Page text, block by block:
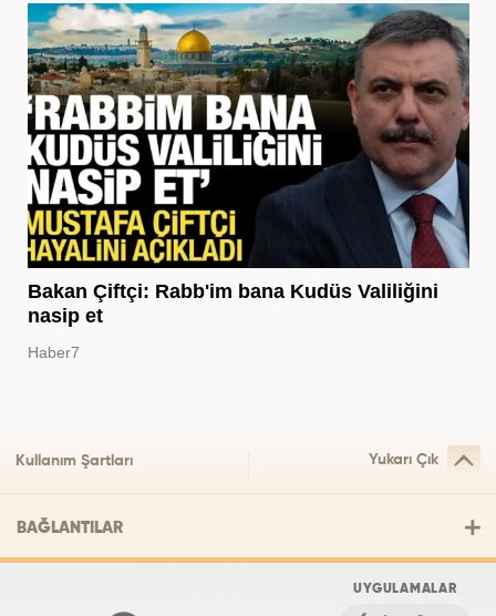
Bakan Çiftçi: Rabb'im bana Kudüs Valiliğini
nasip et
Haber7
Kullanım Şartları Yukarı Çık
BAĞLANTILAR
UYGULAMALAR